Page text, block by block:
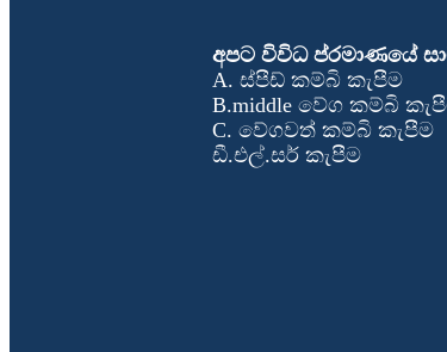
අපට විවිධ ප්රමාණයේ
A. ස්පීඩ් කම්බි කැපීම
B.middle වේග කම්බි
C. වේගවත් කම්බි කැපීම
ඩී.එල්.සර් කැපීම